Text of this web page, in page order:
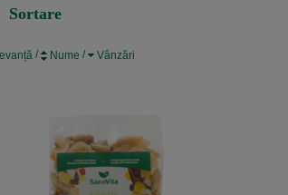
Sortare
/ Nume / Vânzări